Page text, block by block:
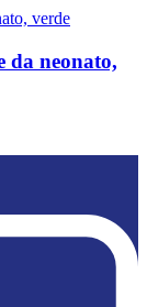
da neonato,